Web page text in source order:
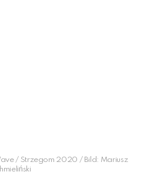
/ Strzegom 2020 / Bild: Mariusz